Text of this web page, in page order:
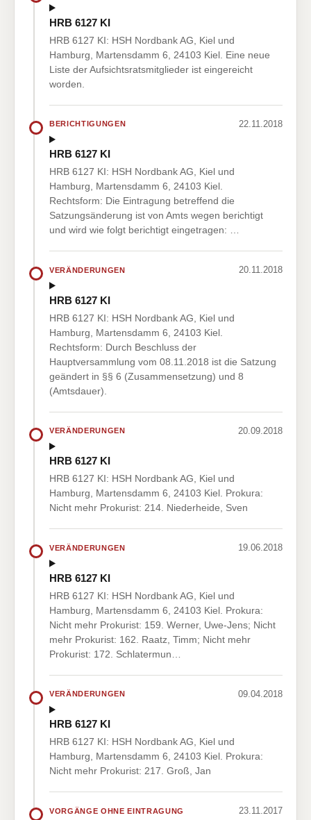
HRB 6127 KI
HRB 6127 KI: HSH Nordbank AG, Kiel und
Hamburg, Martensdamm 6, 24103 Kiel. Eine neue
Liste der Aufsichtsratsmitglieder ist eingereicht
worden.
BERICHTIGUNGEN 22.11.2018
HRB 6127 KI
HRB 6127 KI: HSH Nordbank AG, Kiel und
Hamburg, Martensdamm 6, 24103 Kiel.
Rechtsform: Die Eintragung betreffend die
Satzungsänderung ist von Amts wegen berichtigt
und wird wie folgt berichtigt eingetragen: …
VERÄNDERUNGEN 20.11.2018
HRB 6127 KI
HRB 6127 KI: HSH Nordbank AG, Kiel und
Hamburg, Martensdamm 6, 24103 Kiel.
Rechtsform: Durch Beschluss der
Hauptversammlung vom 08.11.2018 ist die Satzung
geändert in §§ 6 (Zusammensetzung) und 8
(Amtsdauer).
VERÄNDERUNGEN 20.09.2018
HRB 6127 KI
HRB 6127 KI: HSH Nordbank AG, Kiel und
Hamburg, Martensdamm 6, 24103 Kiel. Prokura:
Nicht mehr Prokurist: 214. Niederheide, Sven
VERÄNDERUNGEN 19.06.2018
HRB 6127 KI
HRB 6127 KI: HSH Nordbank AG, Kiel und
Hamburg, Martensdamm 6, 24103 Kiel. Prokura:
Nicht mehr Prokurist: 159. Werner, Uwe-Jens; Nicht
mehr Prokurist: 162. Raatz, Timm; Nicht mehr
Prokurist: 172. Schlatermun…
VERÄNDERUNGEN 09.04.2018
HRB 6127 KI
HRB 6127 KI: HSH Nordbank AG, Kiel und
Hamburg, Martensdamm 6, 24103 Kiel. Prokura:
Nicht mehr Prokurist: 217. Groß, Jan
VORGÄNGE OHNE EINTRAGUNG 23.11.2017